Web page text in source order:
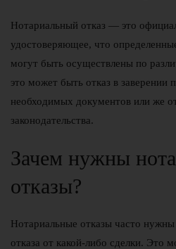
Нотариальный отказ — это
удостоверяющее, что
могут быть осуществлены по
это может быть отказ в заверении
необходимых документов или же
законодательства.
Зачем нужны
отказы?
Нотариальные отказы часто
отказа от какой-либо сделки. Это